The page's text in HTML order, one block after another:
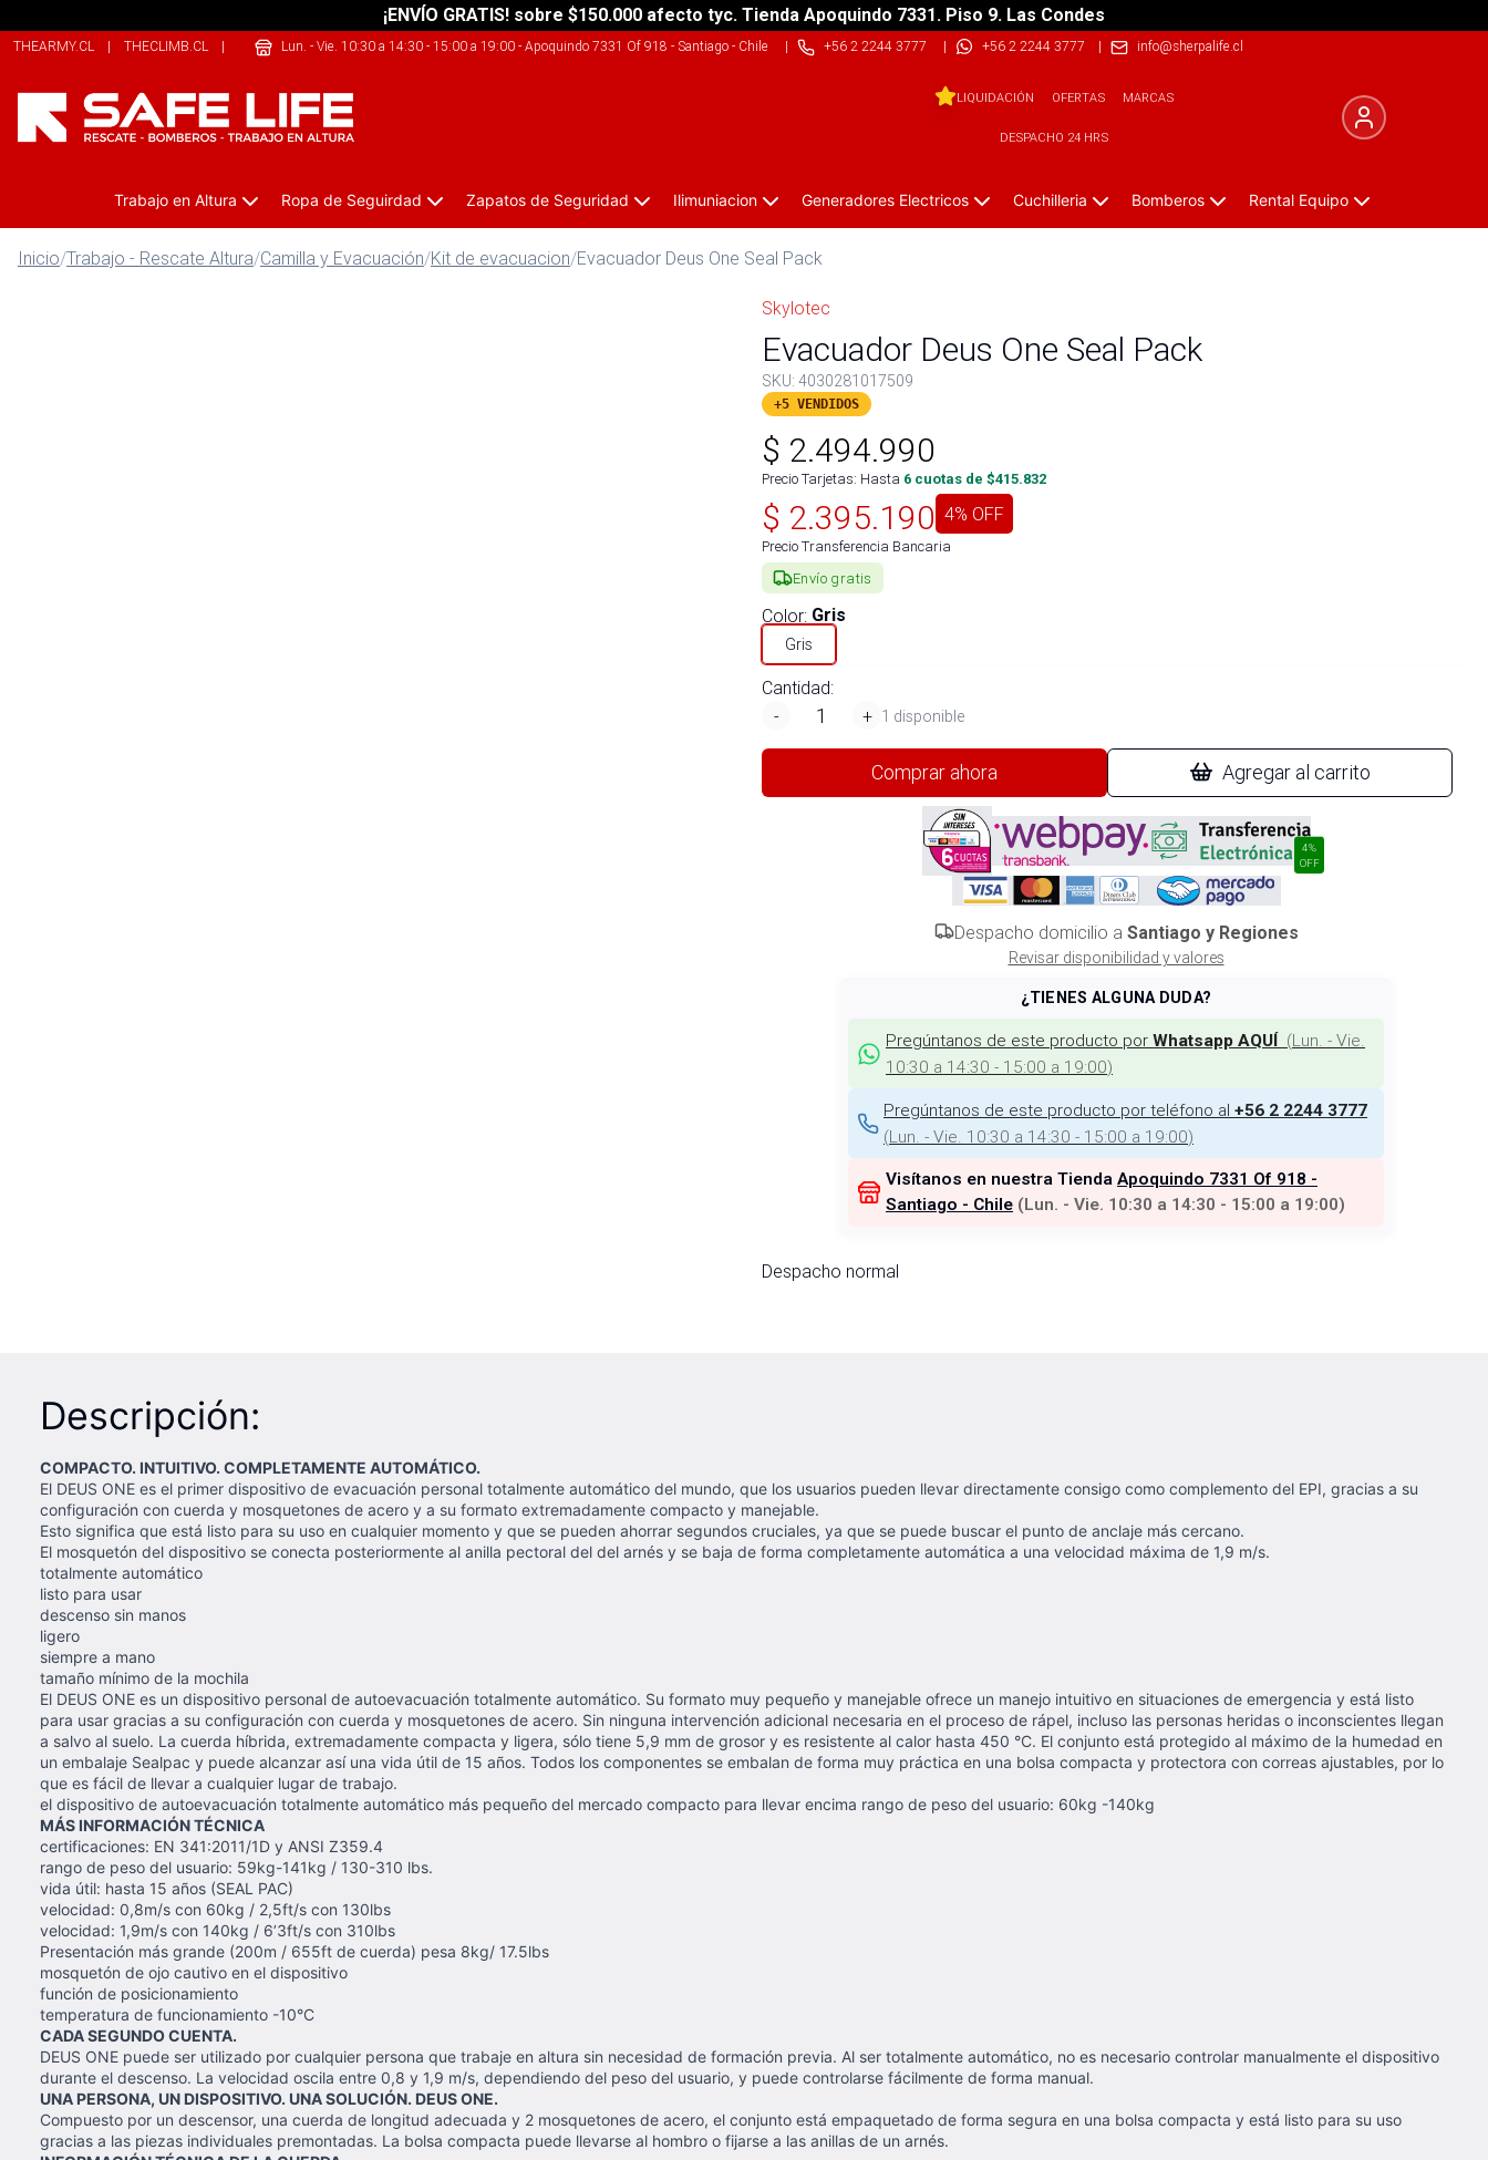
¡ENVÍO GRATIS! sobre $150.000 afecto tyc. Tienda Apoquindo 7331. Piso 9. Las Condes
THEARMY.CL | THECLIMB.CL | SHERPALIFE.CL
Lun. - Vie. 10:30 a 14:30 - 15:00 a 19:00- Apoquindo 7331 Of 918 - Santiago - Chile| +56 2 2244 3777 | +56 2 2244 3777 | info@sherpalife.cl
LIQUIDACIÓN OFERTAS MARCAS
DESPACHO 24 HRS
Trabajo en Altura Ropa de Seguirdad Zapatos de Seguridad Ilimuniacion Generadores Electricos Cuchilleria Bomberos Rental Equipo
Inicio/Trabajo - Rescate Altura/Camilla y Evacuación/Kit de evacuacion/Evacuador Deus One Seal Pack
Skylotec
Evacuador Deus One Seal Pack
SKU: 4030281017509
+5 VENDIDOS
$ 2.494.990
Precio Tarjetas: Hasta 6 cuotas de $415.832
$ 2.395.190 4% OFF
Precio Transferencia Bancaria
Envío gratis
Color: Gris
Gris
Cantidad:
-
+ 1 disponible
Comprar ahora Agregar al carrito
4%
OFF
Despacho domicilio a Santiago y Regiones
Revisar disponibilidad y valores
¿TIENES ALGUNA DUDA?
Pregúntanos de este producto por Whatsapp AQUÍ (Lun. - Vie.
10:30 a 14:30 - 15:00 a 19:00)
Pregúntanos de este producto por teléfono al +56 2 2244 3777
(Lun. - Vie. 10:30 a 14:30 - 15:00 a 19:00)
Visítanos en nuestra Tienda Apoquindo 7331 Of 918 -
Santiago - Chile (Lun. - Vie. 10:30 a 14:30 - 15:00 a 19:00)
Despacho normal
Descripción:
COMPACTO. INTUITIVO. COMPLETAMENTE AUTOMÁTICO.
El DEUS ONE es el primer dispositivo de evacuación personal totalmente automático del mundo, que los usuarios pueden llevar directamente consigo como complemento del EPI, gracias a su
configuración con cuerda y mosquetones de acero y a su formato extremadamente compacto y manejable.
Esto significa que está listo para su uso en cualquier momento y que se pueden ahorrar segundos cruciales, ya que se puede buscar el punto de anclaje más cercano.
El mosquetón del dispositivo se conecta posteriormente al anilla pectoral del del arnés y se baja de forma completamente automática a una velocidad máxima de 1,9 m/s.
totalmente automático
listo para usar
descenso sin manos
ligero
siempre a mano
tamaño mínimo de la mochila
El DEUS ONE es un dispositivo personal de autoevacuación totalmente automático. Su formato muy pequeño y manejable ofrece un manejo intuitivo en situaciones de emergencia y está listo
para usar gracias a su configuración con cuerda y mosquetones de acero. Sin ninguna intervención adicional necesaria en el proceso de rápel, incluso las personas heridas o inconscientes llegan
a salvo al suelo. La cuerda híbrida, extremadamente compacta y ligera, sólo tiene 5,9 mm de grosor y es resistente al calor hasta 450 °C. El conjunto está protegido al máximo de la humedad en
un embalaje Sealpac y puede alcanzar así una vida útil de 15 años. Todos los componentes se embalan de forma muy práctica en una bolsa compacta y protectora con correas ajustables, por lo
que es fácil de llevar a cualquier lugar de trabajo.
el dispositivo de autoevacuación totalmente automático más pequeño del mercado compacto para llevar encima rango de peso del usuario: 60kg -140kg
MÁS INFORMACIÓN TÉCNICA
certificaciones: EN 341:2011/1D y ANSI Z359.4
rango de peso del usuario: 59kg-141kg / 130-310 lbs.
vida útil: hasta 15 años (SEAL PAC)
velocidad: 0,8m/s con 60kg / 2,5ft/s con 130lbs
velocidad: 1,9m/s con 140kg / 6’3ft/s con 310lbs
Presentación más grande (200m / 655ft de cuerda) pesa 8kg/ 17.5lbs
mosquetón de ojo cautivo en el dispositivo
función de posicionamiento
temperatura de funcionamiento -10°C
CADA SEGUNDO CUENTA.
DEUS ONE puede ser utilizado por cualquier persona que trabaje en altura sin necesidad de formación previa. Al ser totalmente automático, no es necesario controlar manualmente el dispositivo
durante el descenso. La velocidad oscila entre 0,8 y 1,9 m/s, dependiendo del peso del usuario, y puede controlarse fácilmente de forma manual.
UNA PERSONA, UN DISPOSITIVO. UNA SOLUCIÓN. DEUS ONE.
Compuesto por un descensor, una cuerda de longitud adecuada y 2 mosquetones de acero, el conjunto está empaquetado de forma segura en una bolsa compacta y está listo para su uso
gracias a las piezas individuales premontadas. La bolsa compacta puede llevarse al hombro o fijarse a las anillas de un arnés.